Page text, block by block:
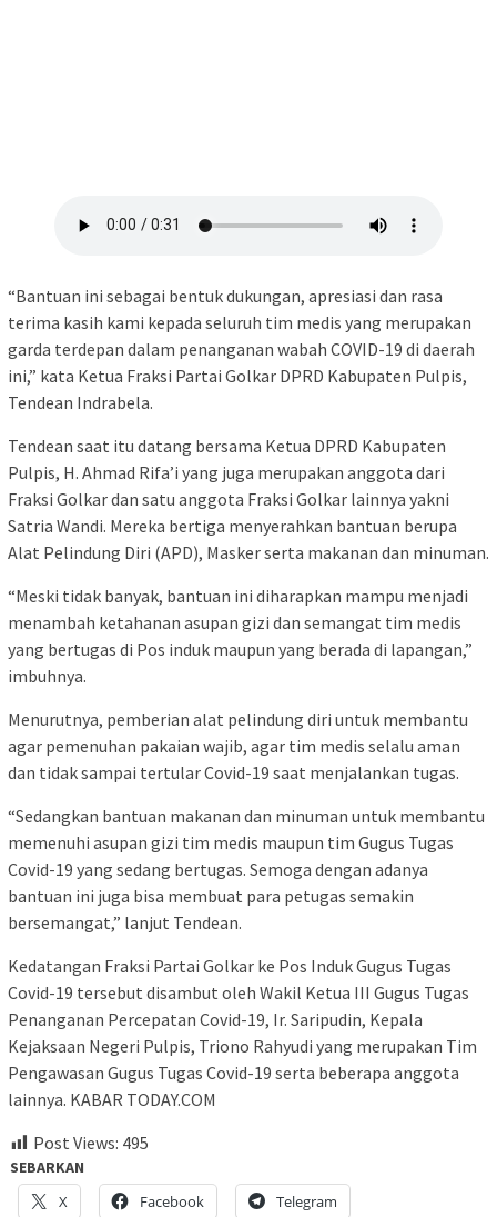
“Bantuan ini sebagai bentuk dukungan, apresiasi dan rasa
terima kasih kami kepada seluruh tim medis yang merupakan
garda terdepan dalam penanganan wabah COVID-19 di daerah
ini,” kata Ketua Fraksi Partai Golkar DPRD Kabupaten Pulpis,
Tendean Indrabela.
Tendean saat itu datang bersama Ketua DPRD Kabupaten
Pulpis, H. Ahmad Rifa’i yang juga merupakan anggota dari
Fraksi Golkar dan satu anggota Fraksi Golkar lainnya yakni
Satria Wandi. Mereka bertiga menyerahkan bantuan berupa
Alat Pelindung Diri (APD), Masker serta makanan dan minuman.
“Meski tidak banyak, bantuan ini diharapkan mampu menjadi
menambah ketahanan asupan gizi dan semangat tim medis
yang bertugas di Pos induk maupun yang berada di lapangan,”
imbuhnya.
Menurutnya, pemberian alat pelindung diri untuk membantu
agar pemenuhan pakaian wajib, agar tim medis selalu aman
dan tidak sampai tertular Covid-19 saat menjalankan tugas.
“Sedangkan bantuan makanan dan minuman untuk membantu
memenuhi asupan gizi tim medis maupun tim Gugus Tugas
Covid-19 yang sedang bertugas. Semoga dengan adanya
bantuan ini juga bisa membuat para petugas semakin
bersemangat,” lanjut Tendean.
Kedatangan Fraksi Partai Golkar ke Pos Induk Gugus Tugas
Covid-19 tersebut disambut oleh Wakil Ketua III Gugus Tugas
Penanganan Percepatan Covid-19, Ir. Saripudin, Kepala
Kejaksaan Negeri Pulpis, Triono Rahyudi yang merupakan Tim
Pengawasan Gugus Tugas Covid-19 serta beberapa anggota
lainnya. KABAR TODAY.COM
Post Views: 495
SEBARKAN
X
Facebook Telegram